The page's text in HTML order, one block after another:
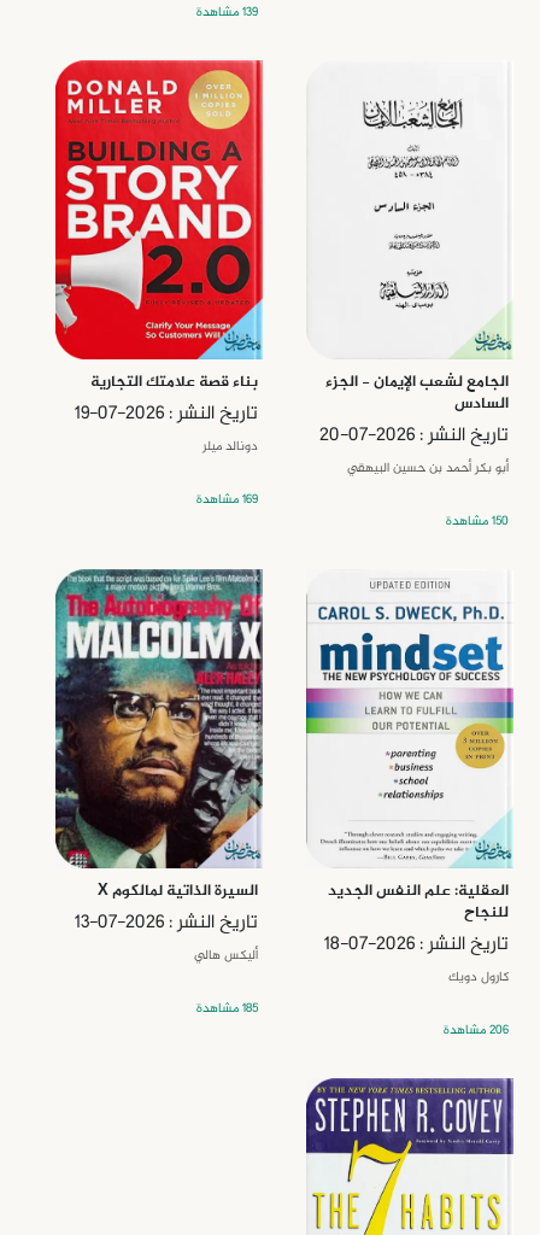
139 مشاهدة
الجامع لشعب الإيمان - الجزء
السادس
تاريخ النشر : 2026-07-20
أبو بكر أحمد بن حسين البيهقي
150 مشاهدة
بناء قصة علامتك التجارية
تاريخ النشر : 2026-07-19
دونالد ميلر
169 مشاهدة
العقلية: علم النفس الجديد
للنجاح
تاريخ النشر : 2026-07-18
كارول دويك
206 مشاهدة
السيرة الذاتية لمالكوم X
تاريخ النشر : 2026-07-13
أليكس هالي
185 مشاهدة